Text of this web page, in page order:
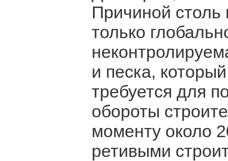
Причиной столь
только
и песка,
требуется для
обороты
моменту около
ретивыми